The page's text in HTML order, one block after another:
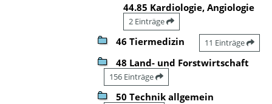
44.85 Kardiologie, Angiologie
2 Einträge
46 Tiermedizin 11 Einträge
48 Land- und Forstwirtschaft
156 Einträge
50 Technik allgemein